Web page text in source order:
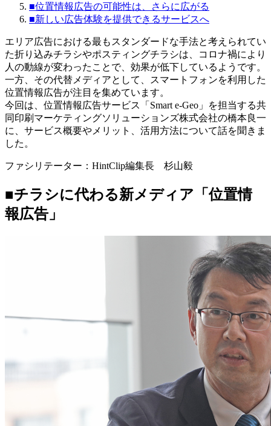
■位置情報広告の可能性は、さらに広がる
■新しい広告体験を提供できるサービスへ
エリア広告における最もスタンダードな手法と考えられてい
た折り込みチラシやポスティングチラシは、コロナ禍により
人の動線が変わったことで、効果が低下しているようです。
一方、その代替メディアとして、スマートフォンを利用した
位置情報広告が注目を集めています。
今回は、位置情報広告サービス「Smart e-Geo」を担当する共
同印刷マーケティングソリューションズ株式会社の橋本良一
に、サービス概要やメリット、活用方法について話を聞きま
した。
ファシリテーター：HintClip編集長 杉山毅
■チラシに代わる新メディア「位置情
報広告」